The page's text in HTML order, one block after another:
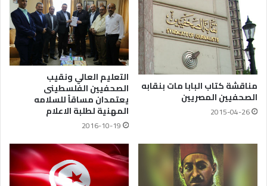
مناقشة كتاب البابا مات بنقابه
الصحفيين المصريين
2015-04-26
التعليم العالي ونقيب
الصحفيين الفلسطينى
يعتمدان مساقاً للسلامه
المهنية لطلبة الاعلام
2016-10-19